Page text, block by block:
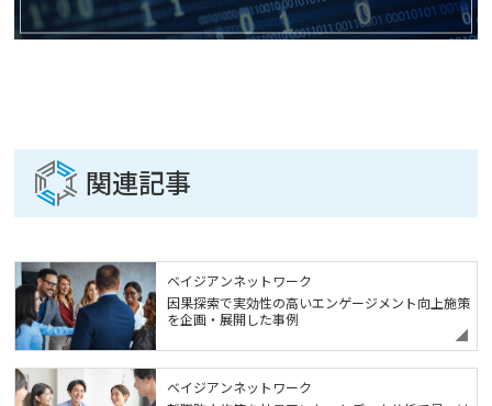
関連記事
ベイジアンネットワーク
因果探索で実効性の高いエンゲージメント向上施策
を企画・展開した事例
ベイジアンネットワーク